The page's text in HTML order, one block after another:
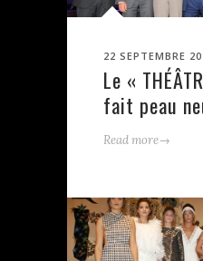
22 SEPTEMBRE
Le «
fait peau
Read more→